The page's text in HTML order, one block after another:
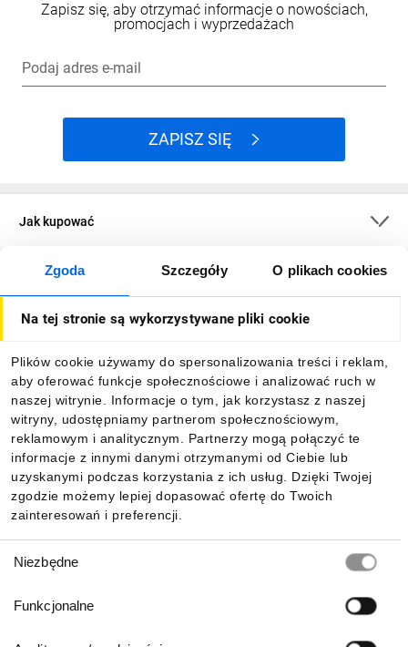
Zgoda Szczegóły O plikach cookies
Na tej stronie są wykorzystywane pliki cookie
Plików cookie używamy do spersonalizowania treści i reklam,
aby oferować funkcje społecznościowe i analizować ruch w
naszej witrynie. Informacje o tym, jak korzystasz z naszej
witryny, udostępniamy partnerom społecznościowym,
reklamowym i analitycznym. Partnerzy mogą połączyć te
informacje z innymi danymi otrzymanymi od Ciebie lub
uzyskanymi podczas korzystania z ich usług. Dzięki Twojej
zgodzie możemy lepiej dopasować ofertę do Twoich
zainteresowań i preferencji.
zgody
Niezbędne
Funkcjonalne
Zapisz się, aby otrzymać informacje o nowościach,
promocjach i wyprzedażach
Podaj adres e-mail
ZAPISZ SIĘ
Jak kupować
O firmie
Informacje
Pobierz naszą aplikację mobilną: